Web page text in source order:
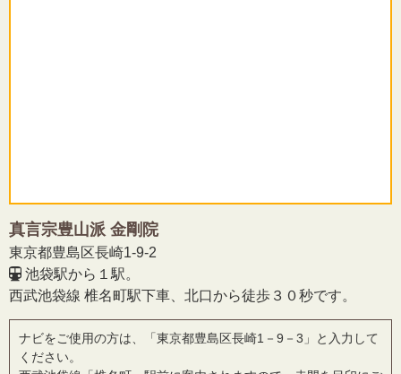
真言宗豊山派 金剛院
東京都豊島区長崎1-9-2
池袋駅から１駅。
西武池袋線 椎名町駅下車、北口から徒歩３０秒です。
ナビをご使用の方は、「東京都豊島区長崎1－9－3」と入力して
ください。